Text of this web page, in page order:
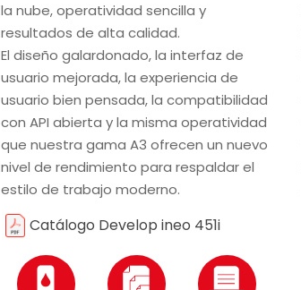
la nube, operatividad sencilla y
resultados de alta calidad.
El diseño galardonado, la interfaz de
usuario mejorada, la experiencia de
usuario bien pensada, la compatibilidad
con API abierta y la misma operatividad
que nuestra gama A3 ofrecen un nuevo
nivel de rendimiento para respaldar el
estilo de trabajo moderno.
Catálogo Develop ineo 451i